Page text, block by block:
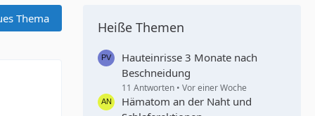
Thema
Heiße Themen
Hauteinrisse 3 Monate nach
Beschneidung
11 Antworten Vor einer Woche
Hämatom an der Naht und